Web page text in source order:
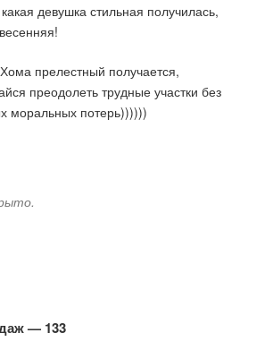
девушка стильная получилась,
прелестный получается,
преодолеть трудные участки без
моральных потерь))))))
— 133